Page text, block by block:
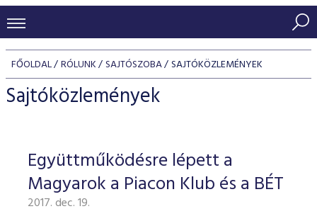
KERESKEDÉSI ADATOK
INDEXEK
Jelzáloglevél indexek
Vállalati kötvény indexek
Azonnali Piac
Részvények
Származékos piac
BEFEKTETŐK
Részvény szekció
Hitelpapír szekció
BÉT szabályzatok
Befektetővédelem
Alkalmazott díjstruktúra
Elszámolás
Részvény és vállalati kötvény tőzsdei bevezetését
program
BÉT Xtend - Részvénypiac egyszerűen
TŐZSDETAGOK
Tőzsdetagok, üzletkötők
VENDOROK
FŐOLDAL RÓLUNK SAJTÓSZOBA SAJTÓKÖZLEMÉNYEK
Sajtóközlemények
Együttműködésre lépett a
Magyarok a Piacon Klub és a BÉT
2017. dec. 19.